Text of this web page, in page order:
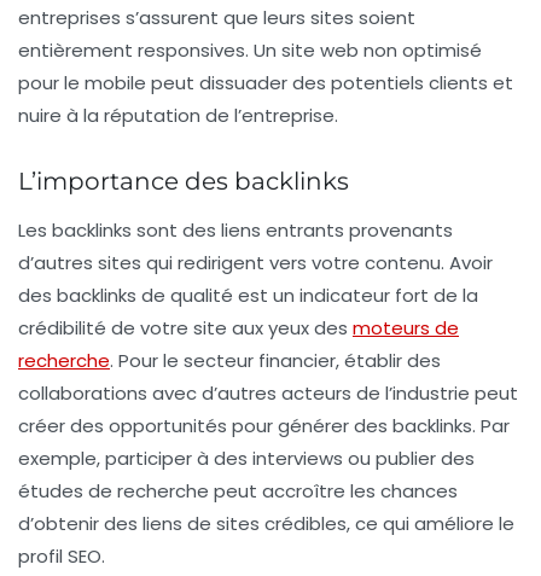
entreprises s’assurent que leurs sites soient
entièrement responsives. Un site web non optimisé
pour le mobile peut dissuader des potentiels clients et
nuire à la réputation de l’entreprise.
L’importance des backlinks
Les backlinks sont des liens entrants provenants
d’autres sites qui redirigent vers votre contenu. Avoir
des backlinks de qualité est un indicateur fort de la
crédibilité de votre site aux yeux des moteurs de
recherche. Pour le secteur financier, établir des
collaborations avec d’autres acteurs de l’industrie peut
créer des opportunités pour générer des backlinks. Par
exemple, participer à des interviews ou publier des
études de recherche peut accroître les chances
d’obtenir des liens de sites crédibles, ce qui améliore le
profil SEO.